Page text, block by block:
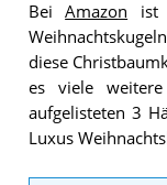
BeiAmazon ist
diese
es viele
aufgelisteten 3
Luxus